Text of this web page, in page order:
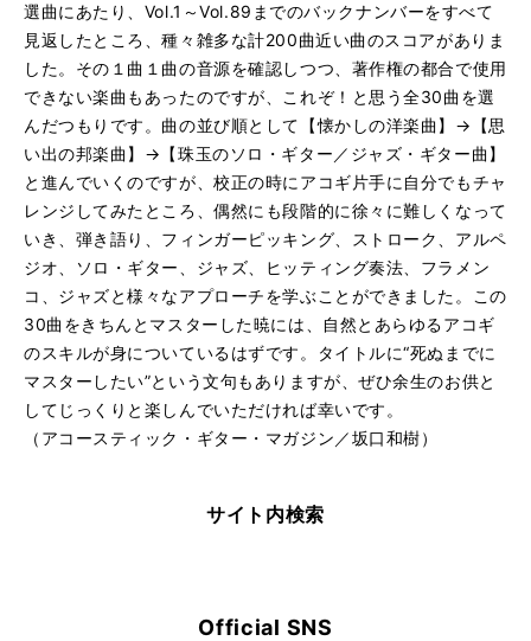
選曲にあたり、Vol.1～Vol.89までのバックナンバーをすべて
見返したところ、種々雑多な計200曲近い曲のスコアがありま
した。その１曲１曲の音源を確認しつつ、著作権の都合で使用
できない楽曲もあったのですが、これぞ！と思う全30曲を選
んだつもりです。曲の並び順として【懐かしの洋楽曲】→【思
い出の邦楽曲】→【珠玉のソロ・ギター／ジャズ・ギター曲】
と進んでいくのですが、校正の時にアコギ片手に自分でもチャ
レンジしてみたところ、偶然にも段階的に徐々に難しくなって
いき、弾き語り、フィンガーピッキング、ストローク、アルペ
ジオ、ソロ・ギター、ジャズ、ヒッティング奏法、フラメン
コ、ジャズと様々なアプローチを学ぶことができました。この
30曲をきちんとマスターした暁には、自然とあらゆるアコギ
のスキルが身についているはずです。タイトルに“死ぬまでに
マスターしたい”という文句もありますが、ぜひ余生のお供と
してじっくりと楽しんでいただければ幸いです。
（アコースティック・ギター・マガジン／坂口和樹）
サイト内検索
Official SNS